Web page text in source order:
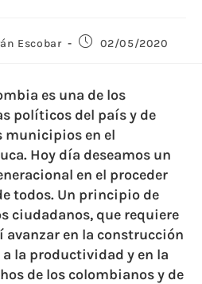
Escobar 02/05/2020
es una de los
políticos del país y de
municipios en el
Hoy día deseamos un
en el proceder
todos. Un principio de
ciudadanos, que requiere
avanzar en la construcción
la productividad y en la
de los colombianos y de